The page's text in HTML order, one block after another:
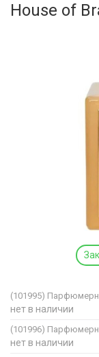
House of
(101995)
нет в наличии
(101996)
нет в наличии